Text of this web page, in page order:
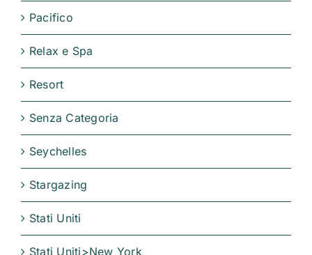
Pacifico
Relax e Spa
Resort
Senza Categoria
Seychelles
Stargazing
Stati Uniti
Stati Uniti>New York